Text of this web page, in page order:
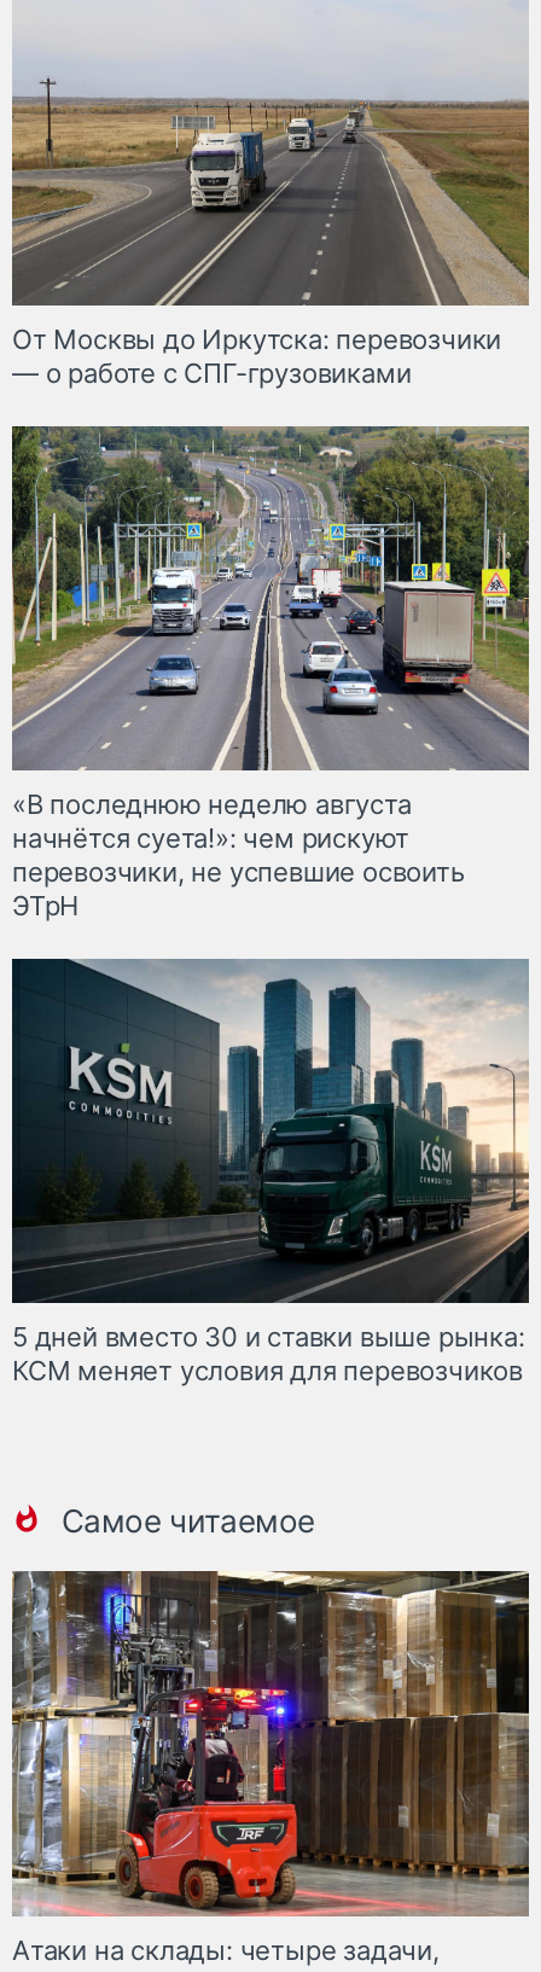
От Москвы до Иркутска: перевозчики
— о работе с СПГ-грузовиками
«В последнюю неделю августа
начнётся суета!»: чем рискуют
перевозчики, не успевшие освоить
ЭТрН
5 дней вместо 30 и ставки выше рынка:
КСМ меняет условия для перевозчиков
Самое читаемое
Атаки на склады: четыре задачи,